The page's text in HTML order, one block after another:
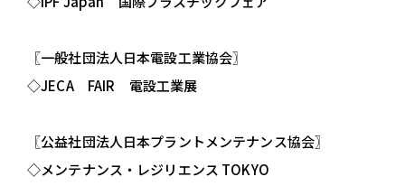
〖一般社団法人日本電設工業協会〗
◇JECA FAIR 電設工業展
〖公益社団法人日本プラントメンテナンス協会〗
◇メンテナンス・レジリエンス TOKYO